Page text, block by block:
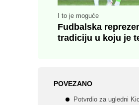
I to je moguće
Fudbalska
tradiciju u koju je
POVEZANO
Potvrdio za ugledni